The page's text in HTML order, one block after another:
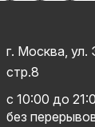
г. Москва, ул.
стр.8
с 10:00 до
без